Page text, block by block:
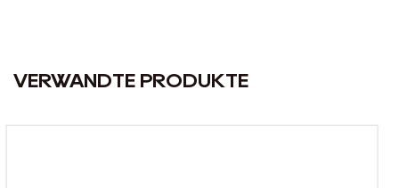
VERWANDTE PRODUKTE